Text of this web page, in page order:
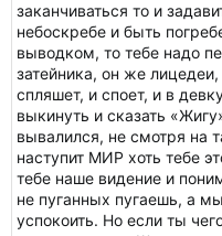
заканчиваться то и
небоскребе и быть
выводком, то тебе надо
затейника, он же
спляшет, и споет, и в
выкинуть и сказать
вывалился, не смотря на
наступит МИР хоть тебе
тебе наше видение и
не пуганных пугаешь, а
успокоить. Но если ты